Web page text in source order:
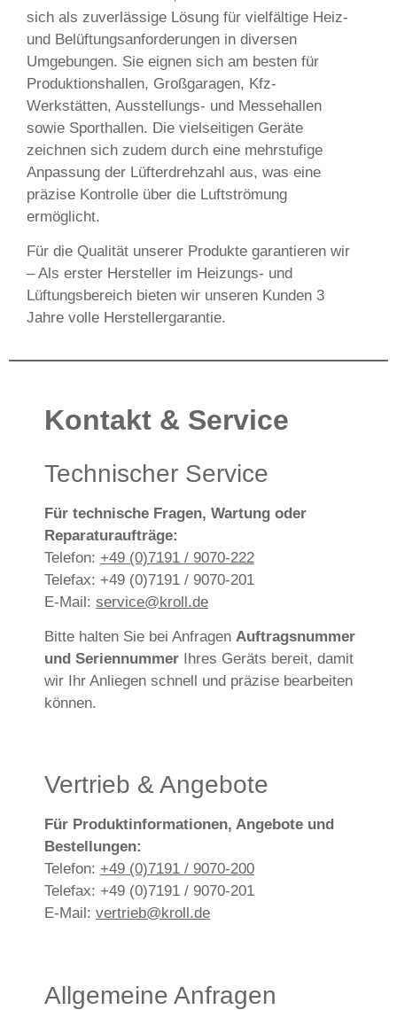
sich als zuverlässige Lösung für vielfältige Heiz-
und Belüftungsanforderungen in diversen
Umgebungen. Sie eignen sich am besten für
Produktionshallen, Großgaragen, Kfz-
Werkstätten, Ausstellungs- und Messehallen
sowie Sporthallen. Die vielseitigen Geräte
zeichnen sich zudem durch eine mehrstufige
Anpassung der Lüfterdrehzahl aus, was eine
präzise Kontrolle über die Luftströmung
ermöglicht.
Für die Qualität unserer Produkte garantieren wir
– Als erster Hersteller im Heizungs- und
Lüftungsbereich bieten wir unseren Kunden 3
Jahre volle Herstellergarantie.
Kontakt & Service
Technischer Service
Für technische Fragen, Wartung oder
Reparaturaufträge:
Telefon: +49 (0)7191 / 9070-222
Telefax: +49 (0)7191 / 9070-201
E-Mail: service@kroll.de
Bitte halten Sie bei Anfragen Auftragsnummer
und Seriennummer Ihres Geräts bereit, damit
wir Ihr Anliegen schnell und präzise bearbeiten
können.
Vertrieb & Angebote
Für Produktinformationen, Angebote und
Bestellungen:
Telefon: +49 (0)7191 / 9070-200
Telefax: +49 (0)7191 / 9070-201
E-Mail: vertrieb@kroll.de
Allgemeine Anfragen